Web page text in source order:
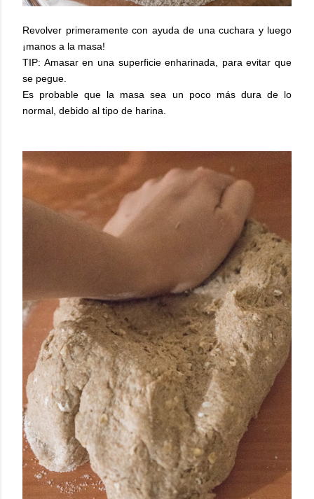
Revolver primeramente con ayuda de una cuchara y luego
¡manos a la masa!
TIP: Amasar en una superficie enharinada, para evitar que
se pegue.
Es probable que la masa sea un poco más dura de lo
normal, debido al tipo de harina.